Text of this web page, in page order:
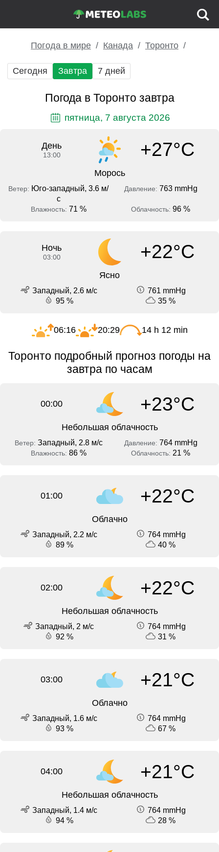
Погода в мире Канада Торонто
Сегодня Завтра 7 дней
Погода в Торонто завтра
пятница, 7 августа 2026
День
13:00 +27°C
Морось
Ветер: Юго-западный, 3.6 м/
с
Давление: 763 mmHg
Влажность: 71 % Облачность: 96 %
Ночь
03:00 +22°C
Ясно
Западный, 2.6 м/с
761 mmHg
95 %
35 %
06:16 20:29 14 h 12 min
Торонто подробный прогноз погоды на
завтра по часам
00:00 +23°C
Небольшая облачность
Ветер: Западный, 2.8 м/с Давление: 764 mmHg
Влажность: 86 % Облачность: 21 %
01:00 +22°C
Облачно
Западный, 2.2 м/с
764 mmHg
89 %
40 %
02:00 +22°C
Небольшая облачность
Западный, 2 м/с
764 mmHg
92 %
31 %
03:00 +21°C
Облачно
Западный, 1.6 м/с
764 mmHg
93 %
67 %
04:00 +21°C
Небольшая облачность
Западный, 1.4 м/с
764 mmHg
94 %
28 %